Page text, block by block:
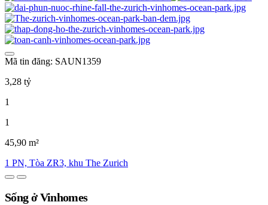
Mã tin đăng: SAUN1359
3,28 tỷ
1
1
45,90 m²
1 PN, Tòa ZR3, khu The Zurich
Sống ở Vinhomes